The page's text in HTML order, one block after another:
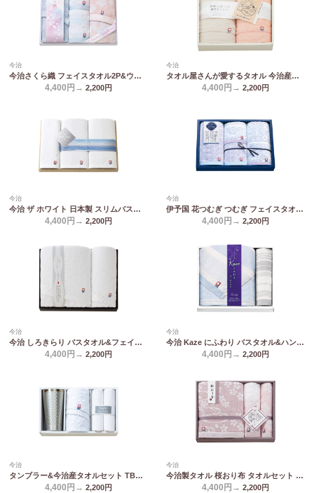
今治
今治さくら織 フェイスタオル2P&ウォッシュタオル2P MS-401
4,400円→ 2,200円
今治
タオル屋さんが愛するタオル 今治産フェイスタオル2P TA2140
4,400円→ 2,200円
今治
今治 ザ ホワイト 日本製 スリムバスタオル2P&フェイスタオル(木箱入) 65540
4,400円→ 2,200円
今治
伊予国 花つむぎ つむぎ フェイスタオル2P&ウォッシュタオル2P IH4031
4,400円→ 2,200円
今治
今治 しろきらり バスタオル&フェイスタオル S-51400
4,400円→ 2,200円
今治
今治 Kaze にふわり バスタオル&ハンドタオル KCN20400
4,400円→ 2,200円
今治
タンブラー&今治産タオルセット TBR-043
4,400円→ 2,200円
今治
今治製タオル 桜おり布 タオルセット ピンク IS9640 PI/PU
4,400円→ 2,200円